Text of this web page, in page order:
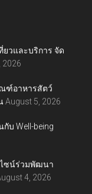
ยวและบริการ จัด
2026
ณฑ์อาหารสัตว์
August 5, 2026
บ Well-being
ไซน์ร่วมพัฒนา
4, 2026